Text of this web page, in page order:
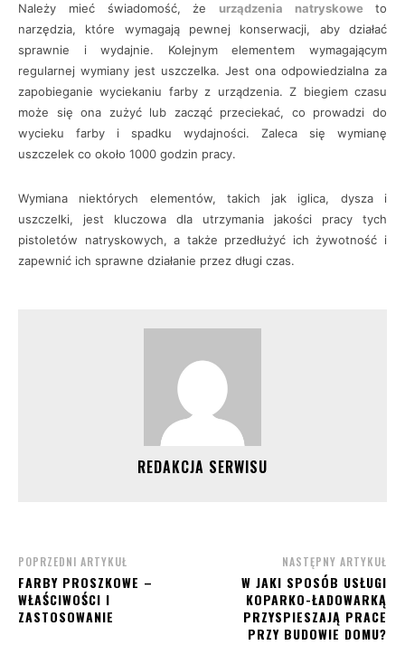
Należy mieć świadomość, że urządzenia natryskowe
to
narzędzia, które wymagają pewnej konserwacji, aby działać
sprawnie i wydajnie. Kolejnym elementem wymagającym
regularnej wymiany jest uszczelka. Jest ona odpowiedzialna za
zapobieganie wyciekaniu farby z urządzenia. Z biegiem czasu
może się ona zużyć lub zacząć przeciekać, co prowadzi do
wycieku farby i spadku wydajności. Zaleca się wymianę
uszczelek co około 1000 godzin pracy.
Wymiana niektórych elementów, takich jak iglica, dysza i
uszczelki, jest kluczowa dla utrzymania jakości pracy tych
pistoletów natryskowych, a także przedłużyć ich żywotność i
zapewnić ich sprawne działanie przez długi czas.
REDAKCJA SERWISU
POPRZEDNI ARTYKUŁ
FARBY PROSZKOWE –
WŁAŚCIWOŚCI I
ZASTOSOWANIE
NASTĘPNY ARTYKUŁ
W JAKI SPOSÓB USŁUGI
KOPARKO-ŁADOWARKĄ
PRZYSPIESZAJĄ PRACE
PRZY BUDOWIE DOMU?